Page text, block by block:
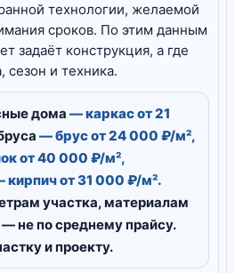
технологии, желаемой
сроков. По этим данным
задаёт конструкция, а где
сезон и техника.
дома — каркас от 21
— брус от 24 000 ₽/м²,
от 40 000 ₽/м²,
кирпич от 31 000 ₽/м².
участка, материалам
не по среднему прайсу.
и проекту.